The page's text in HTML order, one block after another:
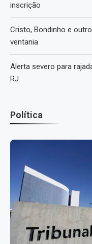
inscrição
Cristo, Bondinho e
ventania
Alerta severo para
RJ
Política